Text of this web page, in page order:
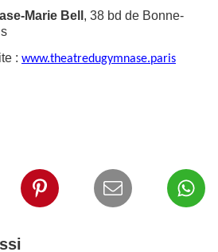
Marie Bell , 38 bd de Bonne-
: www.theatredugymnase.paris